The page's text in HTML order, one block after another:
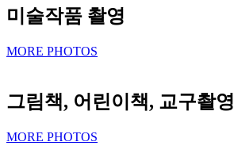
미술작품 촬영
MORE PHOTOS
그림책, 어린이책, 교구촬영
MORE PHOTOS